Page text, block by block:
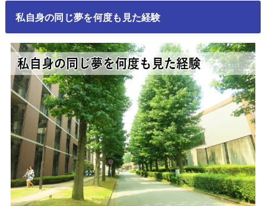
私自身の同じ夢を何度も見た経験